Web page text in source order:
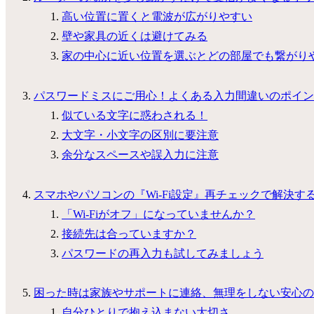
高い位置に置くと電波が広がりやすい
壁や家具の近くは避けてみる
家の中心に近い位置を選ぶとどの部屋でも繋がり
パスワードミスにご用心！よくある入力間違いのポイン
似ている文字に惑わされる！
大文字・小文字の区別に要注意
余分なスペースや誤入力に注意
スマホやパソコンの『Wi-Fi設定』再チェックで解決す
「Wi-Fiがオフ」になっていませんか？
接続先は合っていますか？
パスワードの再入力も試してみましょう
困った時は家族やサポートに連絡、無理をしない安心